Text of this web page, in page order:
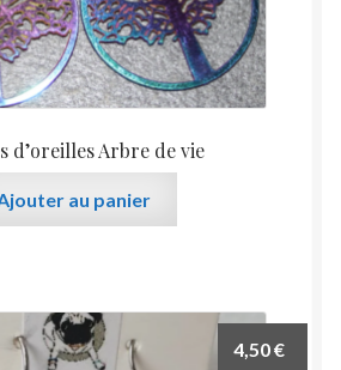
d’oreilles Arbre de vie
au panier
4,50€